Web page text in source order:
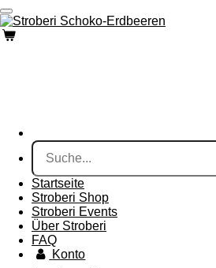
Zum
Hauptinhalt
springen
Startseite
Stroberi Shop
Stroberi Events
Über Stroberi
FAQ
Konto